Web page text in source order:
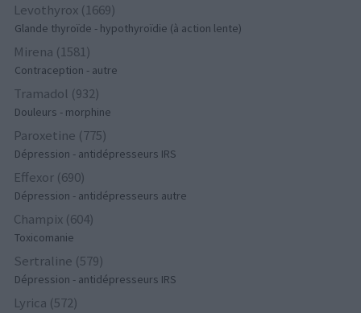
Levothyrox (1669)
Glande thyroïde - hypothyroïdie (à action lente)
Mirena (1581)
Contraception - autre
Tramadol (932)
Douleurs - morphine
Paroxetine (775)
Dépression - antidépresseurs IRS
Effexor (690)
Dépression - antidépresseurs autre
Champix (604)
Toxicomanie
Sertraline (579)
Dépression - antidépresseurs IRS
Lyrica (572)